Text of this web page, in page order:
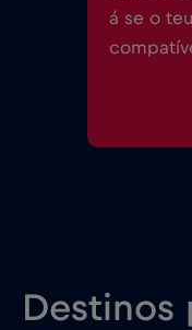
á se o
Destinos